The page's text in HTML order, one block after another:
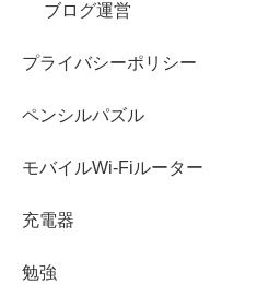
ブログ運営
プライバシーポリシー
ペンシルパズル
モバイルWi-Fiルーター
充電器
勉強